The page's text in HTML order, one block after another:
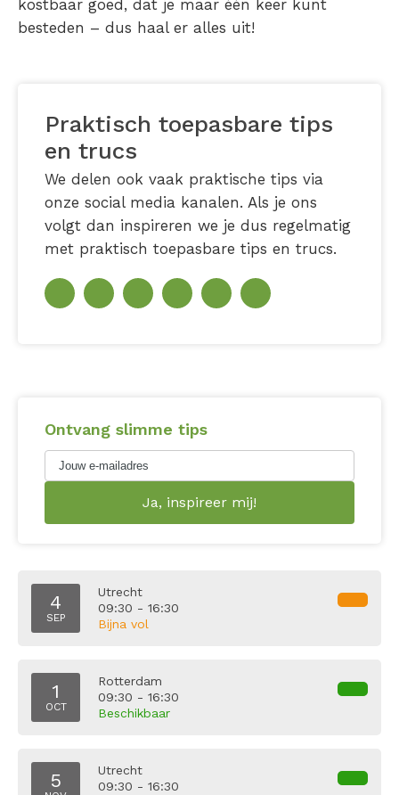
kostbaar goed, dat je maar één keer kunt
besteden – dus haal er alles uit!
Praktisch toepasbare tips
en trucs
We delen ook vaak praktische tips via
onze social media kanalen. Als je ons
volgt dan inspireren we je dus regelmatig
met praktisch toepasbare tips en trucs.
Ontvang slimme tips
4
SEP
Utrecht
09:30 - 16:30
Bijna vol
1
OCT
Rotterdam
09:30 - 16:30
Beschikbaar
5
Utrecht
09:30 - 16:30